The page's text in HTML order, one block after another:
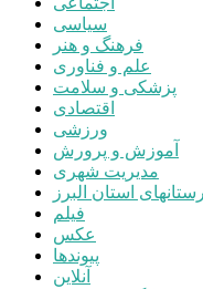
سیاسی
فرهنگ و هنر
علم و فناوری
پزشکی و سلامت
اقتصادی
ورزشی
آموزش و پرورش
مدیریت شهری
استان البرز
فیلم
عکس
پیوندها
آنلاین